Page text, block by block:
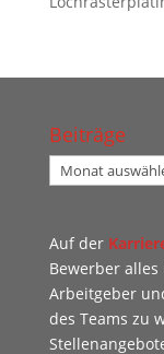
Beiträge
Beiträge
Auf der
Bewerber
Arbeitgeber
des Teams zu